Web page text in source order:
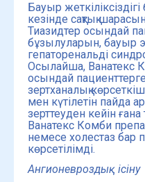
Бауыр
кезінде сақтық
Тиазидтер осындай
бұзылуларын, бауыр
гепаторенальді
Осылайша, Ванатекс
осындай
зертханалық
мен күтілетін пайда
зерттеуден кейін
Ванатекс Комби
немесе холестаз бар
көрсетілімді.
Ангионевроздық ісіну